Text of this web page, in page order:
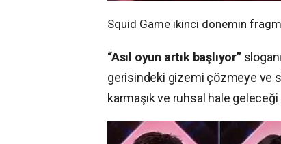
Squid Game ikinci dönemin
“Asıl oyun artık başlıyor”
gerisindeki gizemi çözmeye ve
karmaşık ve ruhsal hale